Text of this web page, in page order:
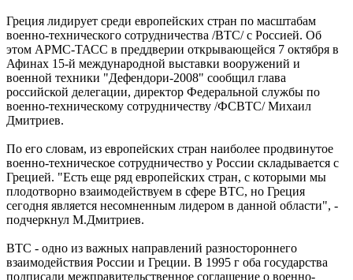
Греция лидирует среди европейских стран по масштабам
военно-технического сотрудничества /ВТС/ с Россией. Об
этом АРМС-ТАСС в преддверии открывающейся 7 октября в
Афинах 15-й международной выставки вооружений и
военной техники "Дефендори-2008" сообщил глава
российской делегации, директор Федеральной службы по
военно-техническому сотрудничеству /ФСВТС/ Михаил
Дмитриев.
По его словам, из европейских стран наиболее продвинутое
военно-техническое сотрудничество у России складывается с
Грецией. "Есть еще ряд европейских стран, с которыми мы
плодотворно взаимодействуем в сфере ВТС, но Греция
сегодня является несомненным лидером в данной области", -
подчеркнул М.Дмитриев.
ВТС - одно из важных направлений разностороннего
взаимодействия России и Греции. В 1995 г оба государства
подписали межправительственное соглашение о военно-